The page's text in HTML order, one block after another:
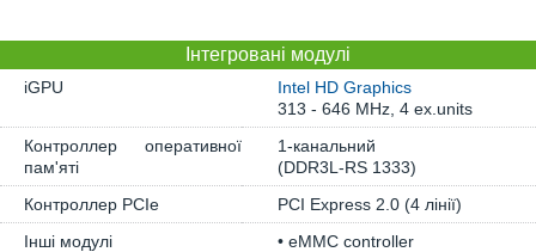
Інтегровані модулі
iGPU
Intel HD Graphics
313 - 646 MHz, 4 ex.units
Контроллер оперативної
пам'яті
1-канальний
(DDR3L-RS 1333)
Контроллер PCIe
PCI Express 2.0 (4 лінії)
Інші модулі
• eMMC controller